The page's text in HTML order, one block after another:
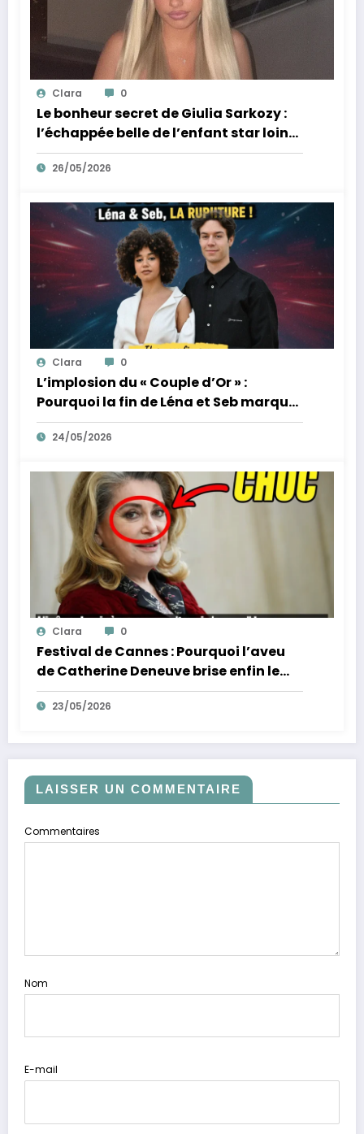
Clara 0
Le bonheur secret de Giulia Sarkozy :
l’échappée belle de l’enfant star loin
des tumultes familiaux.
26/05/2026
Clara 0
L’implosion du « Couple d’Or » :
Pourquoi la fin de Léna et Seb marque
la fin de l’innocence sur YouTube
24/05/2026
Clara 0
Festival de Cannes : Pourquoi l’aveu
de Catherine Deneuve brise enfin le
mythe de la Croisette
23/05/2026
LAISSER UN COMMENTAIRE
Commentaires
Nom
E-mail